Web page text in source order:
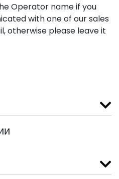
Operator name if you
with one of our sales
otherwise please leave it